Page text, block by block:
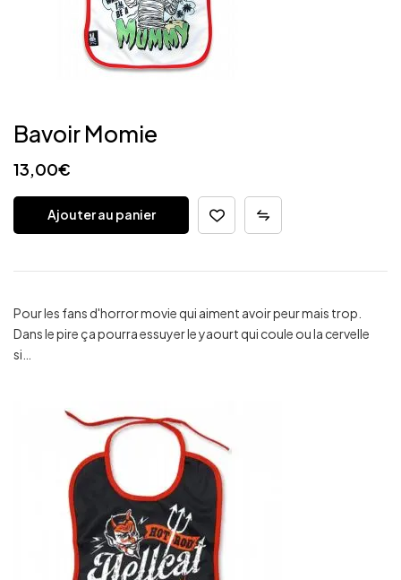
Bavoir Momie
13,00€
Ajouter au panier
Pour les fans d'horror movie qui aiment avoir peur mais trop.
Dans le pire ça pourra essuyer le yaourt qui coule ou la cervelle
si…